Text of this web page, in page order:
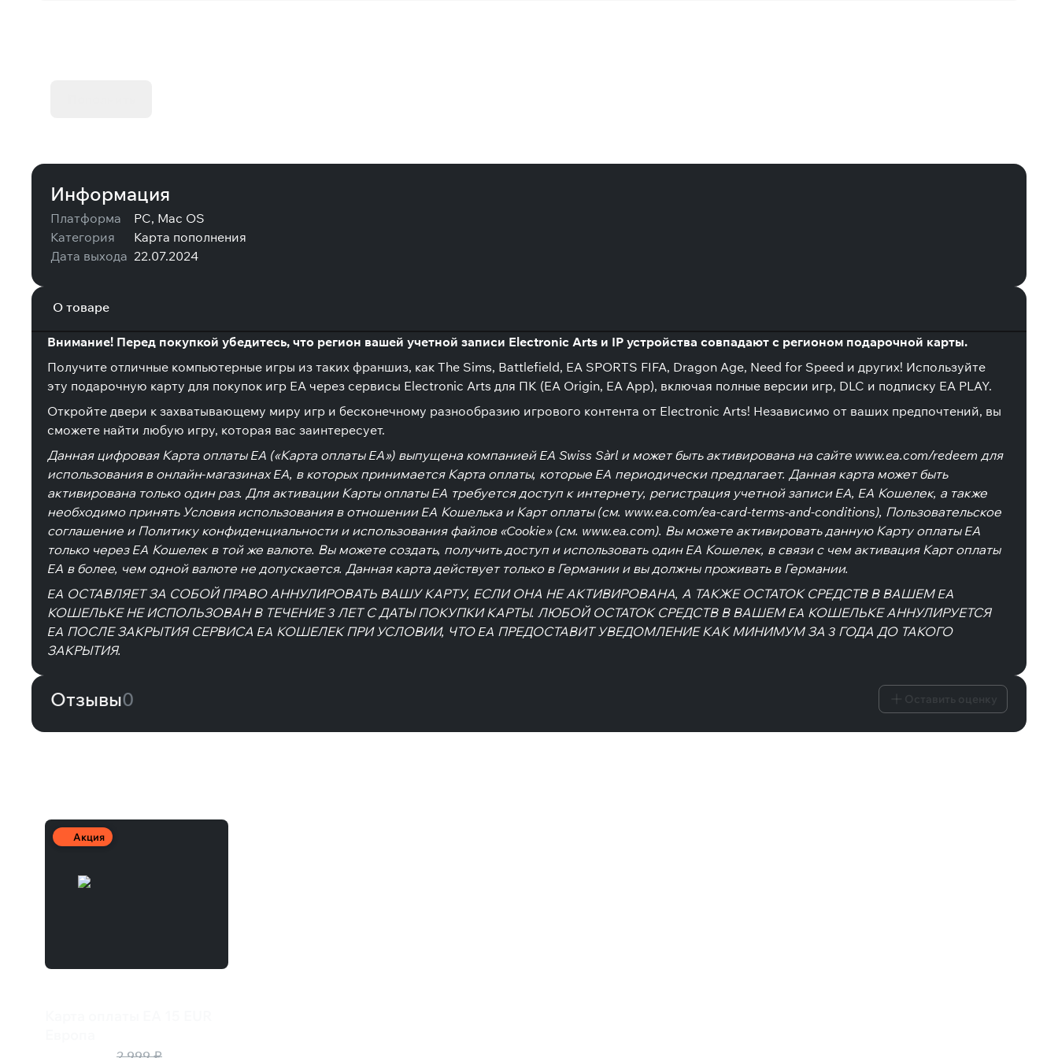
Информация
Платформа
PC, Mac OS
Категория
Карта пополнения
Дата выхода 22.07.2024
О товаре
Внимание! Перед покупкой убедитесь, что регион вашей учетной записи Electronic Arts и IP устройства совпадают с регионом подарочной карты.
Получите отличные компьютерные игры из таких франшиз, как The Sims, Battlefield, EA SPORTS FIFA, Dragon Age, Need for Speed и других! Используйте
эту подарочную карту для покупок игр EA через сервисы Electronic Arts для ПК (EA Origin, EA App), включая полные версии игр, DLC и подписку EA PLAY.
Откройте двери к захватывающему миру игр и бесконечному разнообразию игрового контента от Electronic Arts! Независимо от ваших предпочтений, вы
сможете найти любую игру, которая вас заинтересует.
Данная цифровая Карта оплаты EA («Карта оплаты EA») выпущена компанией EA Swiss Sàrl и может быть активирована на сайте www.ea.com/redeem для
использования в онлайн-магазинах EA, в которых принимается Карта оплаты, которые EA периодически предлагает. Данная карта может быть
активирована только один раз. Для активации Карты оплаты EA требуется доступ к интернету, регистрация учетной записи EA, EA Кошелек, а также
необходимо принять Условия использования в отношении EA Кошелька и Карт оплаты (см. www.ea.com/ea-card-terms-and-conditions), Пользовательское
соглашение и Политику конфиденциальности и использования файлов «Cookie» (см. www.ea.com). Вы можете активировать данную Карту оплаты EA
только через EA Кошелек в той же валюте. Вы можете создать, получить доступ и использовать один EA Кошелек, в связи с чем активация Карт оплаты
EA в более, чем одной валюте не допускается. Данная карта действует только в Германии и вы должны проживать в Германии.
EA ОСТАВЛЯЕТ ЗА СОБОЙ ПРАВО АННУЛИРОВАТЬ ВАШУ КАРТУ, ЕСЛИ ОНА НЕ АКТИВИРОВАНА, А ТАКЖЕ ОСТАТОК СРЕДСТВ В ВАШЕМ EA
КОШЕЛЬКЕ НЕ ИСПОЛЬЗОВАН В ТЕЧЕНИЕ 3 ЛЕТ С ДАТЫ ПОКУПКИ КАРТЫ. ЛЮБОЙ ОСТАТОК СРЕДСТВ В ВАШЕМ EA КОШЕЛЬКЕ АННУЛИРУЕТСЯ
EA ПОСЛЕ ЗАКРЫТИЯ СЕРВИСА EA КОШЕЛЕК ПРИ УСЛОВИИ, ЧТО EA ПРЕДОСТАВИТ УВЕДОМЛЕНИЕ КАК МИНИМУМ ЗА 3 ГОДА ДО ТАКОГО
ЗАКРЫТИЯ.
Отзывы0
Акция